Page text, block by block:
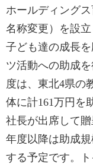
ホールディング
名称変更）を設
子ども達の成長
ツ活動への助成
度は、東北4県の
体に計161万円を
社長が出席して
年度以降は助成
する予定です。